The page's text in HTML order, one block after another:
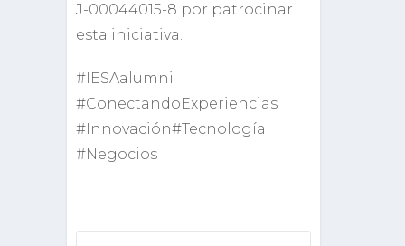
J-00044015-8 por patrocinar
esta iniciativa.
#IESAalumni
#ConectandoExperiencias
#Innovación#Tecnología
#Negocios